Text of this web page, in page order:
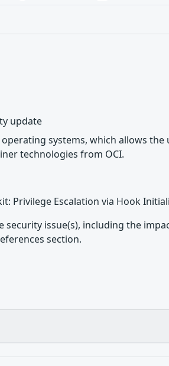
update
systems, which allows
technologies from OCI.
Privilege Escalation via Hook
security issue(s), including the
section.